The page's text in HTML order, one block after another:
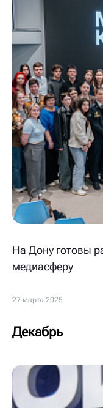
На Дону готовы
медиасферу
27 марта 2025
Декабрь